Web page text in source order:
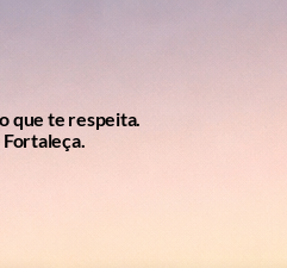
que te respeita.